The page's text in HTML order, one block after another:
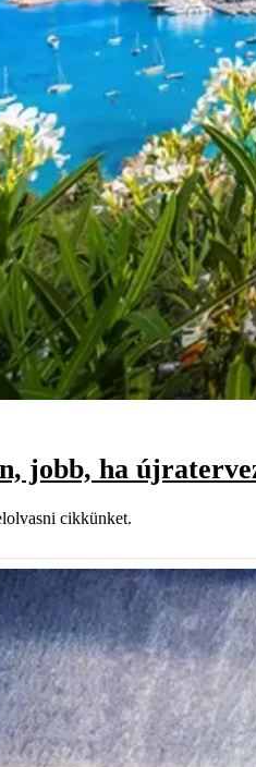
jobb, ha
cikkünket.